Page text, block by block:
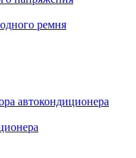
ремня
автокондиционера